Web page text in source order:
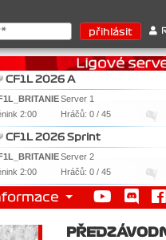
: 1. Ferrari . 2.
CF1L 2026 A
Server 1
2:00
Hráčů: 0 / 45
CF1L 2026 Sprint
Server 2
2:00
Hráčů: 0 / 45